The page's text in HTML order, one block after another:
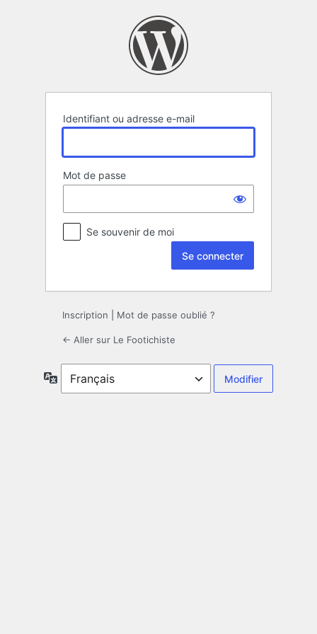
Identifiant ou adresse e-mail
Mot de passe
Se souvenir de moi
Inscription Mot de passe oublié ?
← Aller sur Le Footichiste
Langue